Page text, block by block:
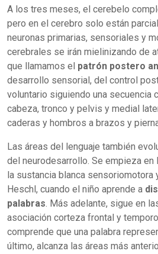
A los tres meses, el cerebelo
pero en el cerebro solo están
neuronas primarias, sensoriales y
cerebrales se irán mielinizando de
que llamamos el patrón postero
desarrollo sensorial, del control
voluntario siguiendo una secuencia
cabeza, tronco y pelvis y medial
caderas y hombros a brazos y
Las áreas del lenguaje también
del neurodesarrollo. Se empieza en
la sustancia blanca sensoriomotora
Heschl, cuando el niño aprende a
palabras. Más adelante, sigue en
asociación corteza frontal y
comprende que una palabra
último, alcanza las áreas más